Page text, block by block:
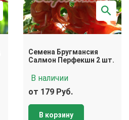
Семена Бругмансия
Салмон Перфекшн 2 шт.
В наличии
от 179 Руб.
В корзину